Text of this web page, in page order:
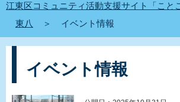
江東区コミュニティ活動支援サイト「こと
東八
＞ イベント情報
イベント情報